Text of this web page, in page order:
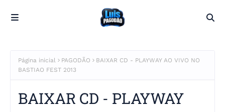
Página inicial PAGODÃO
BAIXAR CD - PLAYWAY AO VIVO NO
BASTIAO FEST 2013
BAIXAR CD - PLAYWAY